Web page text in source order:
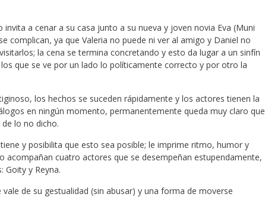
a cenar a su casa junto a su nueva y joven novia Eva (Muni
complican, ya que Valeria no puede ni ver al amigo y Daniel no
la cena se termina concretando y esto da lugar a un sinfín
que se ve por un lado lo políticamente correcto y por otro la
los hechos se suceden rápidamente y los actores tienen la
en ningún momento, permanentemente queda muy claro que
lo no dicho.
y posibilita que esto sea posible; le imprime ritmo, humor y
acompañan cuatro actores que se desempeñan estupendamente,
Goity y Reyna.
de su gestualidad (sin abusar) y una forma de moverse